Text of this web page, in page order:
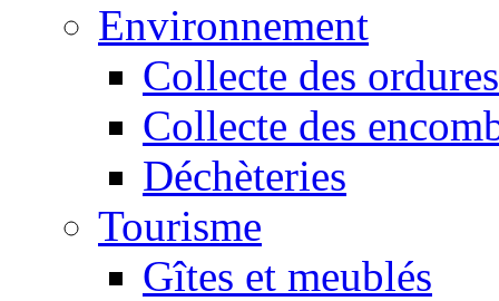
Environnement
Collecte des ordures
Collecte des
Déchèteries
Tourisme
Gîtes et meublés